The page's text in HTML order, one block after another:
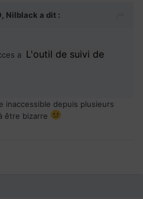
Nilblack a dit :
a L'outil de suivi de
inaccessible depuis plusieurs
être bizarre